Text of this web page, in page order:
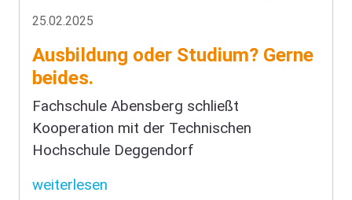
25.02.2025
Ausbildung oder Studium? Gerne
beides.
Fachschule Abensberg schließt
Kooperation mit der Technischen
Hochschule Deggendorf
weiterlesen